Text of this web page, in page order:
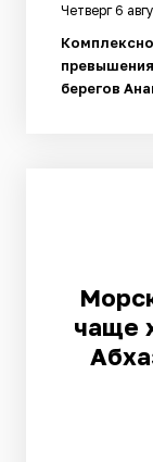
Четверг 6
берегов
чаще